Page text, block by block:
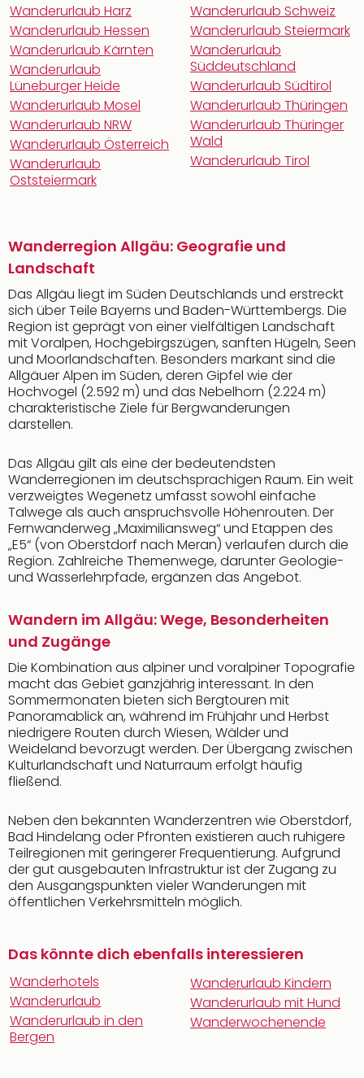
Wanderurlaub Harz
Wanderurlaub Hessen
Wanderurlaub Kärnten
Wanderurlaub
Lüneburger Heide
Wanderurlaub Mosel
Wanderurlaub NRW
Wanderurlaub Österreich
Wanderurlaub
Oststeiermark
Wanderurlaub Schweiz
Wanderurlaub Steiermark
Wanderurlaub
Süddeutschland
Wanderurlaub Südtirol
Wanderurlaub Thüringen
Wanderurlaub Thüringer
Wald
Wanderurlaub Tirol
Wanderregion Allgäu: Geografie und
Landschaft
Das Allgäu liegt im Süden Deutschlands und erstreckt
sich über Teile Bayerns und Baden-Württembergs. Die
Region ist geprägt von einer vielfältigen Landschaft
mit Voralpen, Hochgebirgszügen, sanften Hügeln, Seen
und Moorlandschaften. Besonders markant sind die
Allgäuer Alpen im Süden, deren Gipfel wie der
Hochvogel (2.592 m) und das Nebelhorn (2.224 m)
charakteristische Ziele für Bergwanderungen
darstellen.
Das Allgäu gilt als eine der bedeutendsten
Wanderregionen im deutschsprachigen Raum. Ein weit
verzweigtes Wegenetz umfasst sowohl einfache
Talwege als auch anspruchsvolle Höhenrouten. Der
Fernwanderweg „Maximiliansweg“ und Etappen des
„E5“ (von Oberstdorf nach Meran) verlaufen durch die
Region. Zahlreiche Themenwege, darunter Geologie-
und Wasserlehrpfade, ergänzen das Angebot.
Wandern im Allgäu: Wege, Besonderheiten
und Zugänge
Die Kombination aus alpiner und voralpiner Topografie
macht das Gebiet ganzjährig interessant. In den
Sommermonaten bieten sich Bergtouren mit
Panoramablick an, während im Frühjahr und Herbst
niedrigere Routen durch Wiesen, Wälder und
Weideland bevorzugt werden. Der Übergang zwischen
Kulturlandschaft und Naturraum erfolgt häufig
fließend.
Neben den bekannten Wanderzentren wie Oberstdorf,
Bad Hindelang oder Pfronten existieren auch ruhigere
Teilregionen mit geringerer Frequentierung. Aufgrund
der gut ausgebauten Infrastruktur ist der Zugang zu
den Ausgangspunkten vieler Wanderungen mit
öffentlichen Verkehrsmitteln möglich.
Das könnte dich ebenfalls interessieren
Wanderhotels
Wanderurlaub
Wanderurlaub in den
Bergen
Wanderurlaub Kindern
Wanderurlaub mit Hund
Wanderwochenende